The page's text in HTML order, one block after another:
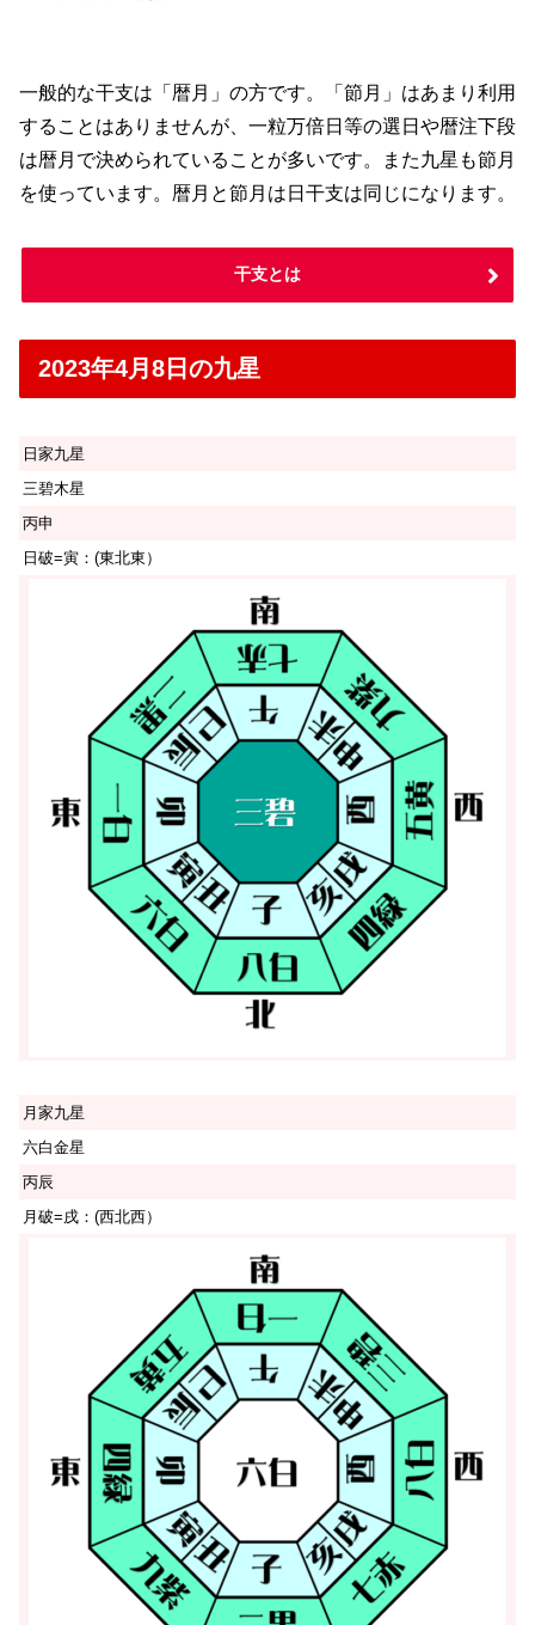
一般的な干支は「暦月」の方です。「節月」はあまり利用
することはありませんが、一粒万倍日等の選日や暦注下段
は暦月で決められていることが多いです。また九星も節月
を使っています。暦月と節月は日干支は同じになります。
干支とは
2023年4月8日の九星
日家九星
三碧木星
丙申
日破=寅：(東北東）
月家九星
六白金星
丙辰
月破=戌：(西北西）